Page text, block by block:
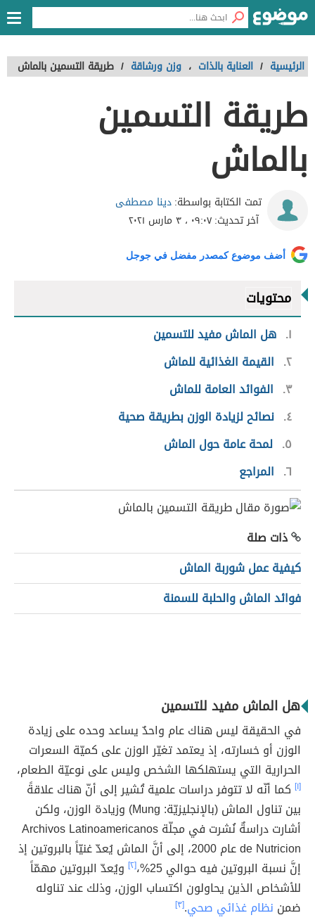
الرئيسية / العناية بالذات ، وزن ورشاقة / طريقة التسمين بالماش
طريقة التسمين
بالماش
تمت الكتابة بواسطة:دينا مصطفى
آخر تحديث:٠٩:٠٧ ، ٣ مارس ٢٠٢١
أضف موضوع كمصدر مفضل في جوجل
محتويات
١ هل الماش مفيد للتسمين
٢ القيمة الغذائية للماش
٣
الفوائد العامة للماش
٤ نصائح لزيادة الوزن بطريقة صحية
٥ لمحة عامة حول الماش
٦ المراجع
ذات صلة
كيفية عمل شوربة الماش
فوائد الماش والحلبة للسمنة
هل الماش مفيد للتسمين
في الحقيقة ليس هناك عام واحدٌ يساعد وحده على زيادة
الوزن أو خسارته، إذ يعتمد تغيّر الوزن على كميّة السعرات
الحرارية التي يستهلكها الشخص وليس على نوعيّة الطعام،
[١] كما أنّه لا تتوفر دراسات علمية تُشير إلى أنّ هناك علاقةً
بين تناول الماش (بالإنجليزيّة: Mung) وزيادة الوزن، ولكن
أشارت دراسةٌ نُشرت في مجلّة Archivos Latinoamericanos
de Nutricion عام 2000، إلى أنَّ الماش يُعدّ غنيّاً بالبروتين إذ
إنَّ نسبة البروتين فيه حوالي 25%،
[٢]
ويُعدّ البروتين مهمّاً
للأشخاص الذين يحاولون اكتساب الوزن، وذلك عند تناوله
ضمن نظام غذائي صحي.[٣]